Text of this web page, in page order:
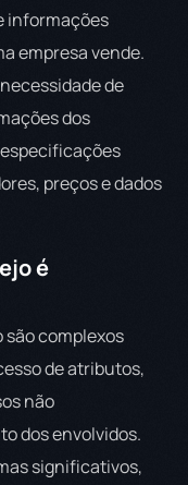
informações
empresa vende.
de
dos
preços e dados
é
são complexos
de atributos,
não
dos envolvidos.
significativos,